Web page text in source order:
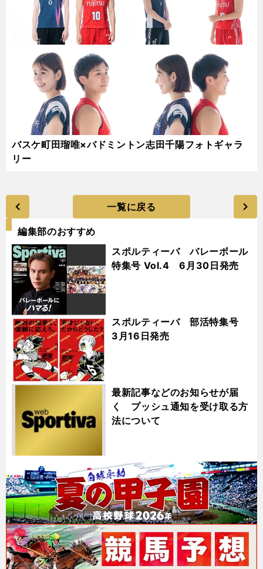
バスケ町田瑠唯×バドミントン志田千陽フォトギャラ
リー
一覧に戻る
編集部のおすすめ
スポルティーバ バレーボール
特集号 Vol.4 6月30日発売
スポルティーバ 部活特集号
3月16日発売
最新記事などのお知らせが届
く プッシュ通知を受け取る方
法について